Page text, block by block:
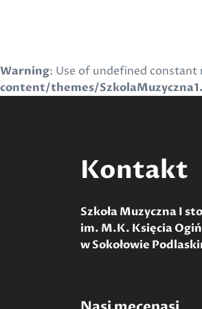
Warning: Use of undefined
content/themes/
Kontakt
Szkoła Muzyczna I
im. M.K. Księcia
w Sokołowie